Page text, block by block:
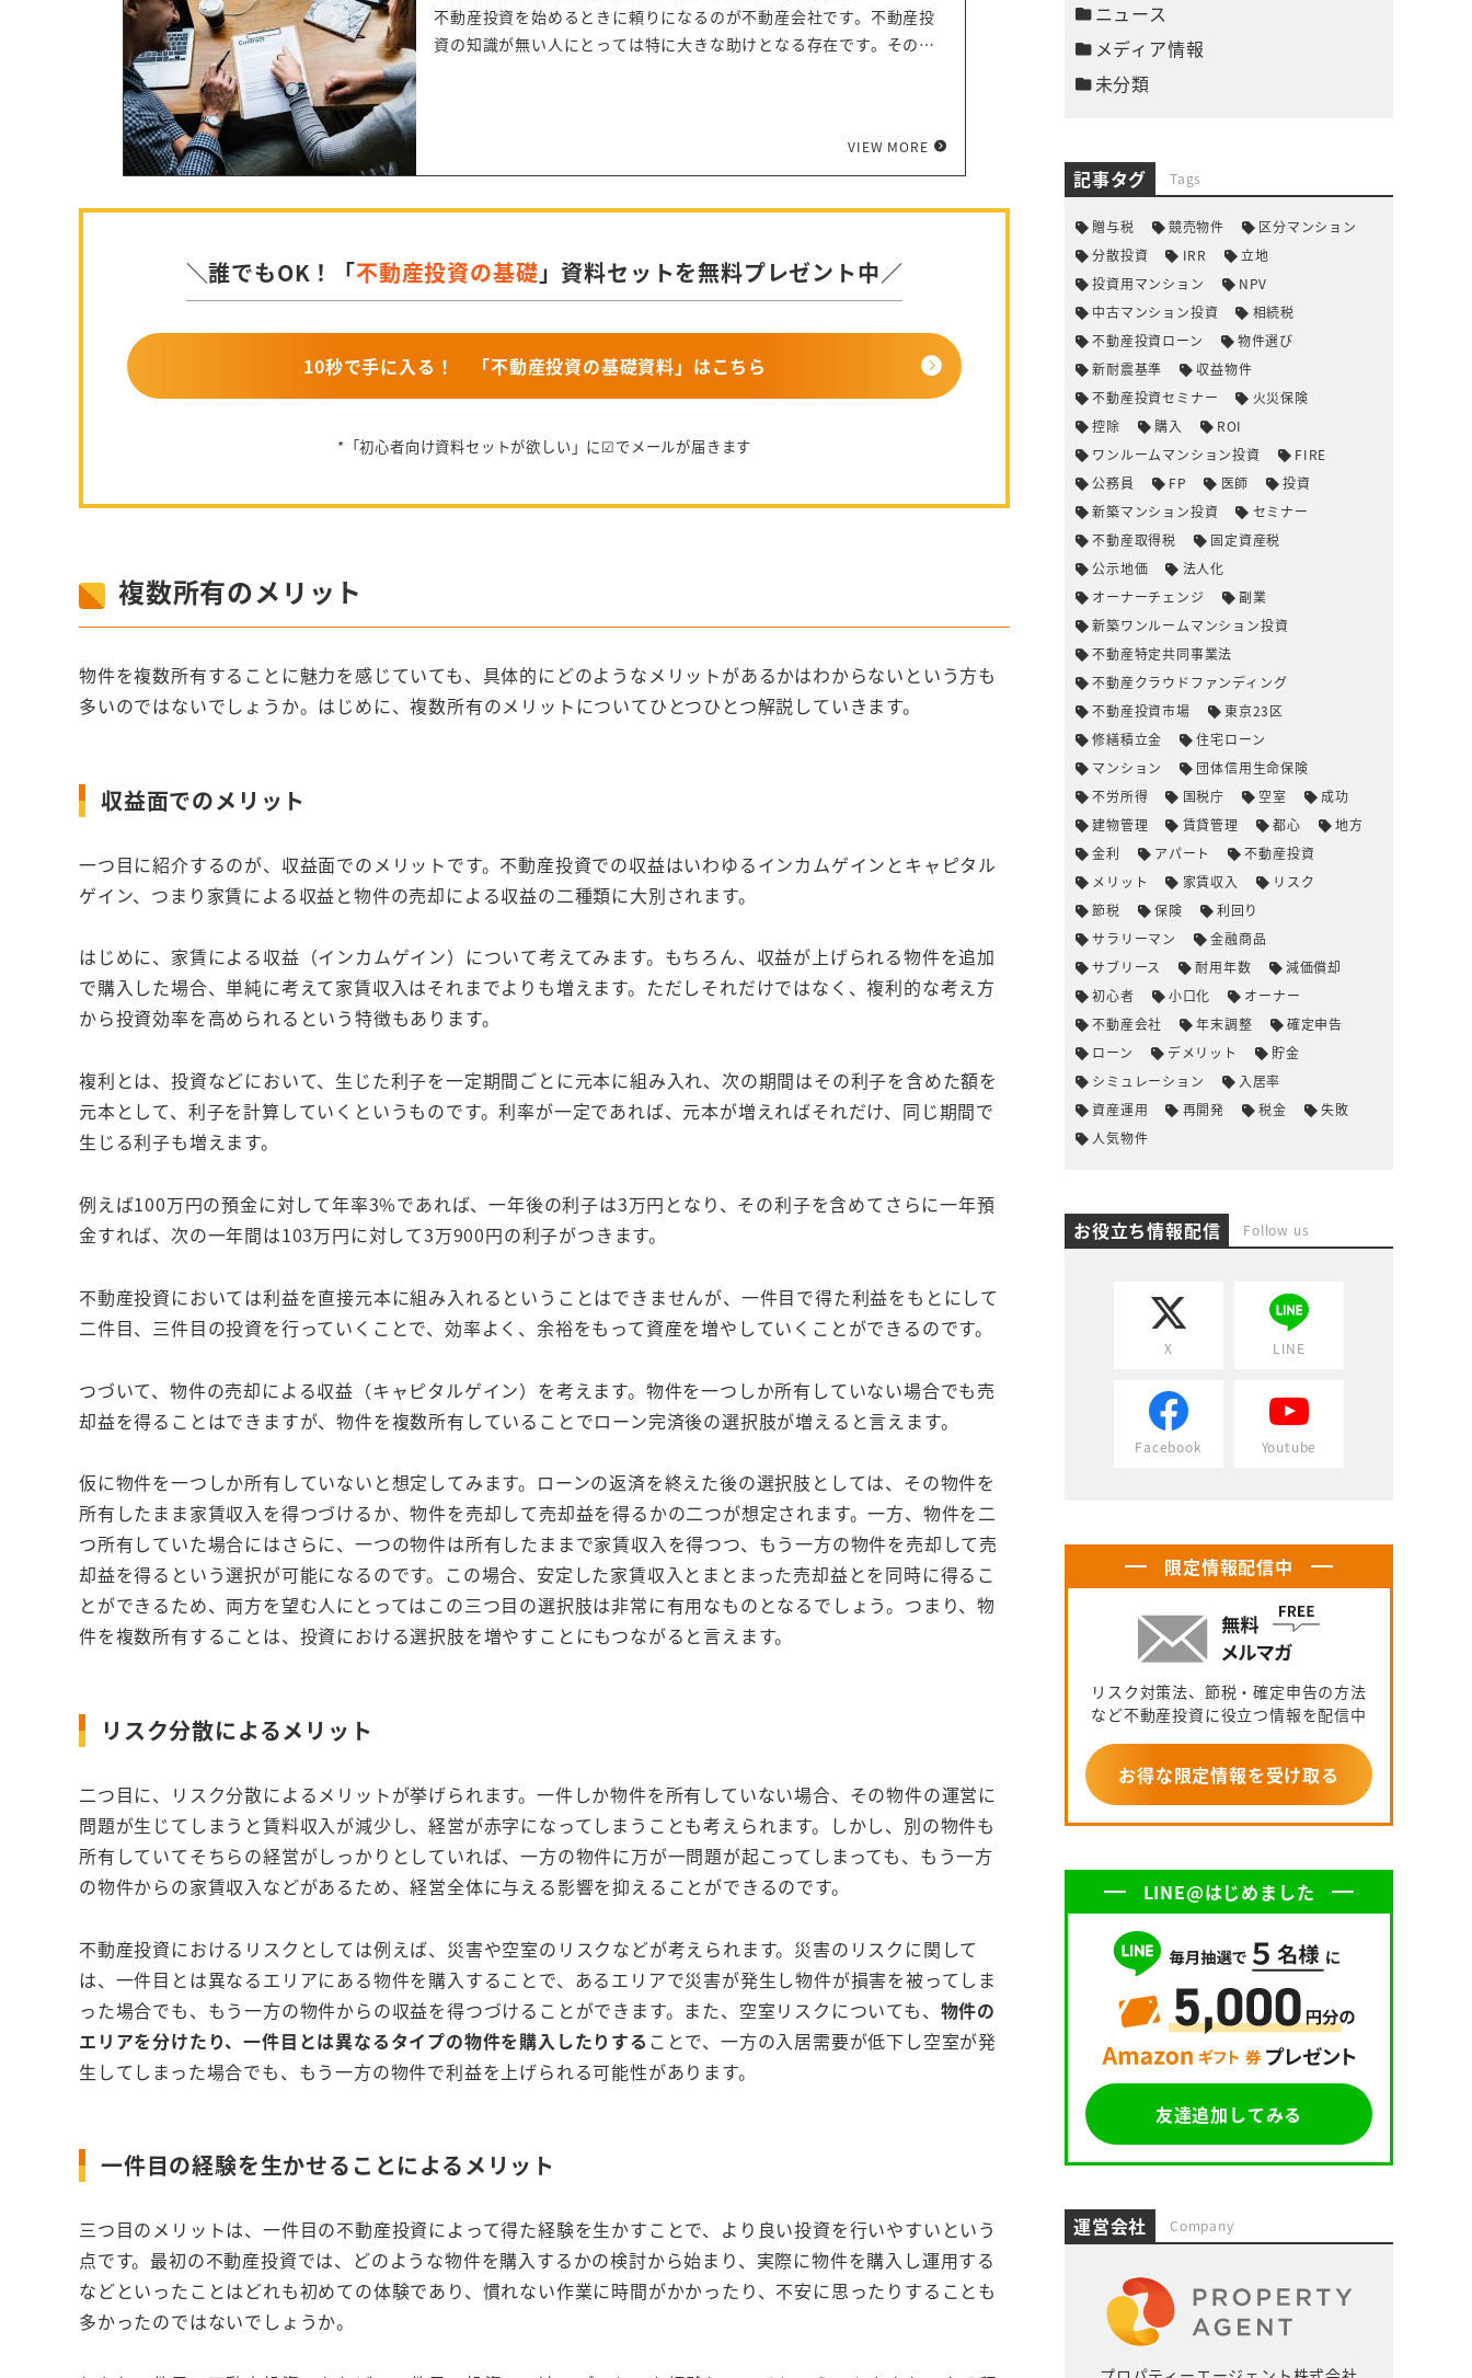
不動産投資を始めるときに頼りになるのが不動産会社です。不動産投
資の知識が無い人にとっては特に大きな助けとなる存在です。その一
VIEW MORE
＼誰でもOK！「不動産投資の基礎」資料セットを無料プレゼント中／
10秒で手に入る！ 「不動産投資の基礎資料」はこちら
*「初心者向け資料セットが欲しい」に☑でメールが届きます
複数所有のメリット
物件を複数所有することに魅力を感じていても、具体的にどのようなメリットがあるかはわからないという方も
多いのではないでしょうか。はじめに、複数所有のメリットについてひとつひとつ解説していきます。
収益面でのメリット
一つ目に紹介するのが、収益面でのメリットです。不動産投資での収益はいわゆるインカムゲインとキャピタル
ゲイン、つまり家賃による収益と物件の売却による収益の二種類に大別されます。
はじめに、家賃による収益（インカムゲイン）について考えてみます。もちろん、収益が上げられる物件を追加
で購入した場合、単純に考えて家賃収入はそれまでよりも増えます。ただしそれだけではなく、複利的な考え方
から投資効率を高められるという特徴もあります。
複利とは、投資などにおいて、生じた利子を一定期間ごとに元本に組み入れ、次の期間はその利子を含めた額を
元本として、利子を計算していくというものです。利率が一定であれば、元本が増えればそれだけ、同じ期間で
生じる利子も増えます。
例えば100万円の預金に対して年率3%であれば、一年後の利子は3万円となり、その利子を含めてさらに一年預
金すれば、次の一年間は103万円に対して3万900円の利子がつきます。
不動産投資においては利益を直接元本に組み入れるということはできませんが、一件目で得た利益をもとにして
二件目、三件目の投資を行っていくことで、効率よく、余裕をもって資産を増やしていくことができるのです。
つづいて、物件の売却による収益（キャピタルゲイン）を考えます。物件を一つしか所有していない場合でも売
却益を得ることはできますが、物件を複数所有していることでローン完済後の選択肢が増えると言えます。
仮に物件を一つしか所有していないと想定してみます。ローンの返済を終えた後の選択肢としては、その物件を
所有したまま家賃収入を得つづけるか、物件を売却して売却益を得るかの二つが想定されます。一方、物件を二
つ所有していた場合にはさらに、一つの物件は所有したままで家賃収入を得つつ、もう一方の物件を売却して売
却益を得るという選択が可能になるのです。この場合、安定した家賃収入とまとまった売却益とを同時に得るこ
とができるため、両方を望む人にとってはこの三つ目の選択肢は非常に有用なものとなるでしょう。つまり、物
件を複数所有することは、投資における選択肢を増やすことにもつながると言えます。
リスク分散によるメリット
二つ目に、リスク分散によるメリットが挙げられます。一件しか物件を所有していない場合、その物件の運営に
問題が生じてしまうと賃料収入が減少し、経営が赤字になってしまうことも考えられます。しかし、別の物件も
所有していてそちらの経営がしっかりとしていれば、一方の物件に万が一問題が起こってしまっても、もう一方
の物件からの家賃収入などがあるため、経営全体に与える影響を抑えることができるのです。
不動産投資におけるリスクとしては例えば、災害や空室のリスクなどが考えられます。災害のリスクに関して
は、一件目とは異なるエリアにある物件を購入することで、あるエリアで災害が発生し物件が損害を被ってしま
った場合でも、もう一方の物件からの収益を得つづけることができます。また、空室リスクについても、 物件の
エリアを分けたり、一件目とは異なるタイプの物件を購入したりする ことで、一方の入居需要が低下し空室が発
生してしまった場合でも、もう一方の物件で利益を上げられる可能性があります。
一件目の経験を生かせることによるメリット
三つ目のメリットは、一件目の不動産投資によって得た経験を生かすことで、より良い投資を行いやすいという
点です。最初の不動産投資では、どのような物件を購入するかの検討から始まり、実際に物件を購入し運用する
などといったことはどれも初めての体験であり、慣れない作業に時間がかかったり、不安に思ったりすることも
多かったのではないでしょうか。
ニュース
メディア情報
未分類
記事タグ Tags
贈与税 競売物件
区分マンション
分散投資
IRR
立地
投資用マンション
NPV
中古マンション投資
相続税
不動産投資ローン
物件選び
新耐震基準
収益物件
不動産投資セミナー
火災保険
控除
購入
ROI
ワンルームマンション投資
FIRE
公務員
FP 医師
投資
新築マンション投資
セミナー
不動産取得税
固定資産税
公示地価
法人化
オーナーチェンジ
副業
新築ワンルームマンション投資
不動産特定共同事業法
不動産クラウドファンディング
不動産投資市場
東京23区
修繕積立金
住宅ローン
マンション
団体信用生命保険
不労所得
国税庁 空室
成功
建物管理
賃貸管理 都心
地方
金利
アパート
不動産投資
メリット
家賃収入
リスク
節税
保険
利回り
サラリーマン
金融商品
サブリース
耐用年数
減価償却
初心者
小口化
オーナー
不動産会社
年末調整
確定申告
ローン
デメリット
貯金
シミュレーション
入居率
資産運用
再開発 税金
失敗
人気物件
お役立ち情報配信 Follow us
X LINE
Facebook Youtube
限定情報配信中
リスク対策法、節税・確定申告の方法
など不動産投資に役立つ情報を配信中
お得な限定情報を受け取る
LINE@はじめました
友達追加してみる
運営会社 Company